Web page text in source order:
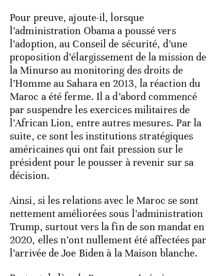
Pour preuve, ajoute-il, lorsque
l’administration Obama a poussé vers
l’adoption, au Conseil de sécurité, d’une
proposition d’élargissement de la mission de
la Minurso au monitoring des droits de
l’Homme au Sahara en 2013, la réaction du
Maroc a été ferme. Il a d’abord commencé
par suspendre les exercices militaires de
l’African Lion, entre autres mesures. Par la
suite, ce sont les institutions stratégiques
américaines qui ont fait pression sur le
président pour le pousser à revenir sur sa
décision.
Ainsi, si les relations avec le Maroc se sont
nettement améliorées sous l’administration
Trump, surtout vers la fin de son mandat en
2020, elles n’ont nullement été affectées par
l’arrivée de Joe Biden à la Maison blanche.